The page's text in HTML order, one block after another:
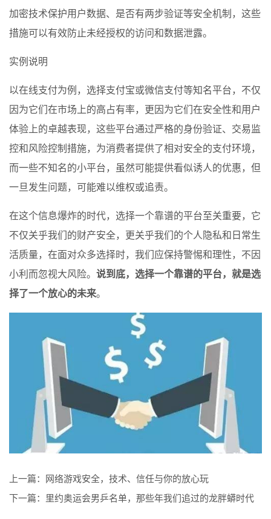
加密技术保护用户数据、是否有两步验证等安全机制，这些
措施可以有效防止未经授权的访问和数据泄露。
实例说明
以在线支付为例，选择支付宝或微信支付等知名平台，不仅
因为它们在市场上的高占有率，更因为它们在安全性和用户
体验上的卓越表现，这些平台通过严格的身份验证、交易监
控和风险控制措施，为消费者提供了相对安全的支付环境，
而一些不知名的小平台，虽然可能提供看似诱人的优惠，但
一旦发生问题，可能难以维权或追责。
在这个信息爆炸的时代，选择一个靠谱的平台至关重要，它
不仅关乎我们的财产安全，更关乎我们的个人隐私和日常生
活质量，在面对众多选择时，我们应保持警惕和理性，不因
小利而忽视大风险。 说到底，选择一个靠谱的平台，就是选
择了一个放心的未来。
上一篇：
网络游戏安全，技术、信任与你的放心玩
下一篇： 里约奥运会男乒名单，那些年我们追过的龙胖蟒时代